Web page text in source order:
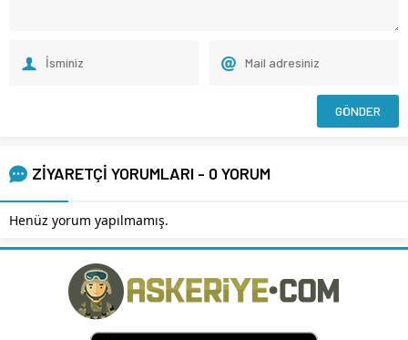
ZİYARETÇİ YORUMLARI - 0 YORUM
Henüz yorum yapılmamış.